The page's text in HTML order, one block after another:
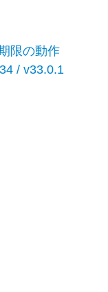
限の動作
/ v33.0.1